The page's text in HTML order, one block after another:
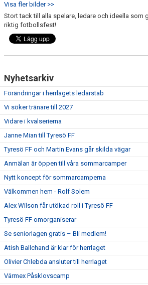
Visa fler bilder >>
Stort tack till alla spelare, ledare och ideella som
riktig fotbollsfest!
Nyhetsarkiv
Förändringar i herrlagets ledarstab
Vi söker tränare till 2027
Vidare i kvalserierna
Janne Mian till Tyresö FF
Tyresö FF och Martin Evans går skilda vägar
Anmälan är öppen till våra sommarcamper
Nytt koncept för sommarcamperna
Välkommen hem - Rolf Solem
Alex Wilson får utökad roll i Tyresö FF
Tyresö FF omorganiserar
Se seniorlagen gratis – Bli medlem!
Atish Ballchand är klar för herrlaget
Olivier Chlebda ansluter till herrlaget
Värmex Påsklovscamp